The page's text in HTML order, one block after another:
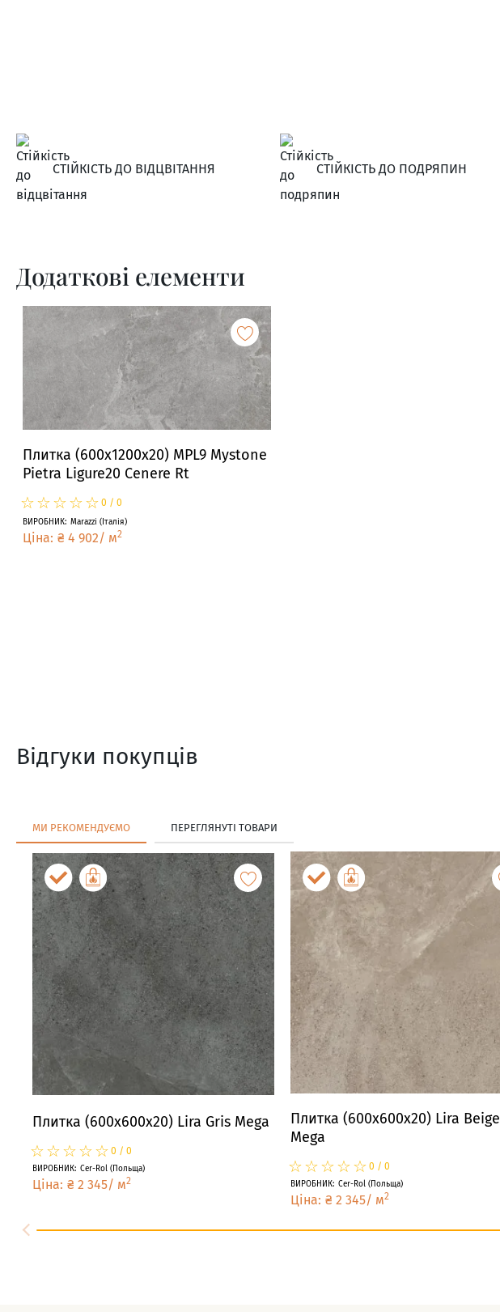
СТІЙКІСТЬ ДО ВІДЦВІТАННЯ СТІЙКІСТЬ ДО ПОДРЯПИН
Додаткові елементи
Плитка (600x1200x20) MPL9 Mystone
Pietra Ligure20 Cenere Rt
☆
★☆
★☆
★☆
★☆
★ 0 / 0
ВИРОБНИК: Marazzi ( Італія)
Ціна: ₴ 4 902/ м2
Відгуки покупців
МИ РЕКОМЕНДУЄМО ПЕРЕГЛЯНУТІ ТОВАРИ
Плитка (600x600x20) Lira Gris Mega
☆
★☆
★☆
★☆
★☆
★ 0 / 0
ВИРОБНИК: Cer-Rol (Польща)
Ціна: ₴ 2 345/ м2
Плитка (600x600x20) Lira Beige
Mega
☆
★☆
★☆
★☆
★☆
★ 0 / 0
ВИРОБНИК: Cer-Rol (Польща)
Ціна: ₴ 2 345/ м2